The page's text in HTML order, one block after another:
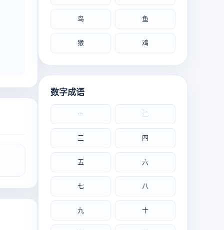
鸟 鱼
猴 鸡
数字成语
一 二
三 四
五 六
七 八
九 十